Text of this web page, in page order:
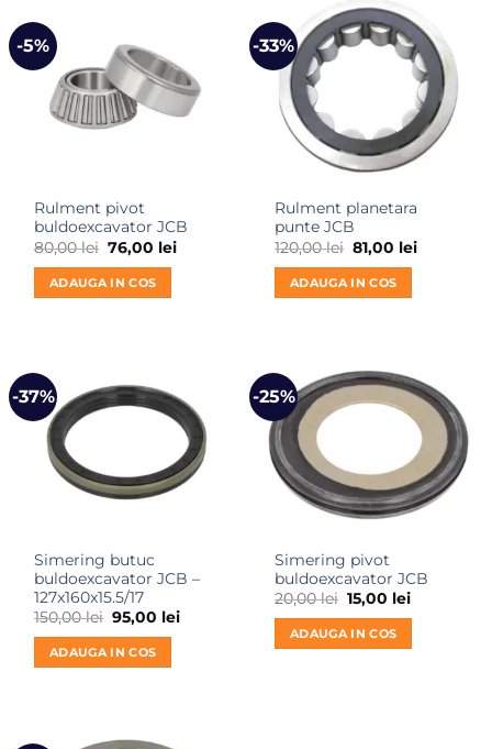
-5%
Rulment pivot
buldoexcavator JCB
80,00lei Prețul
inițial
a
fost:
80,00 lei.
76,00 leiPrețul
ADAUGA IN COS
-33%
Rulment planetara
punte JCB
120,00lei Prețul
inițial
a
fost:
120,00 lei.
81,00 leiPrețul
ADAUGA IN COS
-37%
Simering butuc
buldoexcavator JCB –
127x160x15.5/17
150,00lei Prețul
inițial
a
fost:
150,00 lei.
95,00 leiPrețul
ADAUGA IN COS
-25%
Simering pivot
buldoexcavator JCB
20,00lei Prețul
inițial
a
fost:
20,00 lei.
15,00 leiPrețul
ADAUGA IN COS